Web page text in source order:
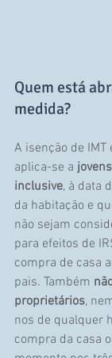
Quem está
medida?
A isenção de IMT
aplica-se a
inclusive, à data
da habitação e
não sejam
para efeitos de
compra de casa
pais. Também
proprietários,
nos de qualquer
compra da casa